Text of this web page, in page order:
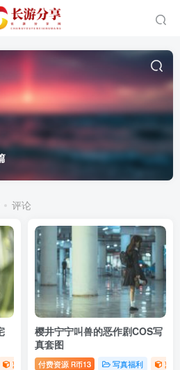
评论
萝莉写真照片专题
樱井宁宁叫兽的恶作剧COS写
真套图
付费资源 R币13 写真福利 萝